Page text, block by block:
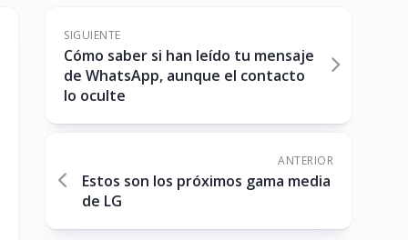
Destacados
Downloads
No-
cat
Cookie
Policy
SIGUIENTE
Cómo saber si han leído tu mensaje
de WhatsApp, aunque el contacto
lo oculte
ANTERIOR
Estos son los próximos gama media
de LG